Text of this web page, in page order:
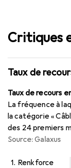
Critiques
Taux de
Taux de recours
La fréquence à
la catégorie «
des 24 premiers
Source: Galaxus
1. Renkforce